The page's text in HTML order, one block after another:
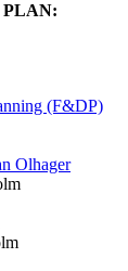
PLAN:
(F&DP)
Olhager